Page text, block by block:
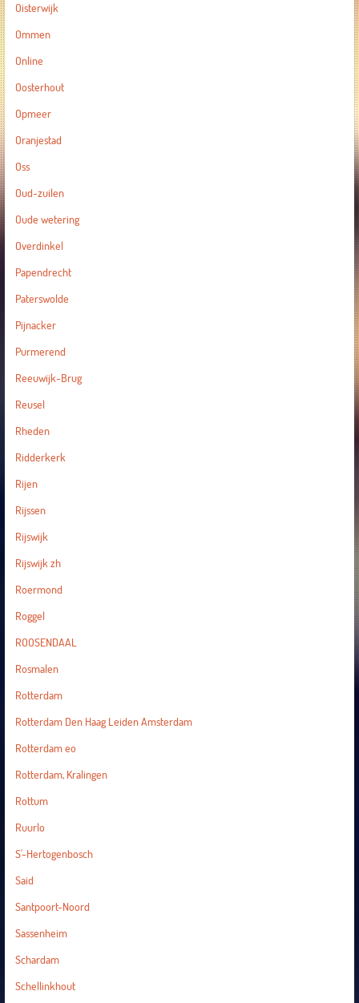
Oisterwijk
Ommen
Online
Oosterhout
Opmeer
Oranjestad
Oss
Oud-zuilen
Oude wetering
Overdinkel
Papendrecht
Paterswolde
Pijnacker
Purmerend
Reeuwijk-Brug
Reusel
Rheden
Ridderkerk
Rijen
Rijssen
Rijswijk
Rijswijk zh
Roermond
Roggel
ROOSENDAAL
Rosmalen
Rotterdam
Rotterdam Den Haag Leiden Amsterdam
Rotterdam eo
Rotterdam, Kralingen
Rottum
Ruurlo
S'-Hertogenbosch
Said
Santpoort-Noord
Sassenheim
Schardam
Schellinkhout